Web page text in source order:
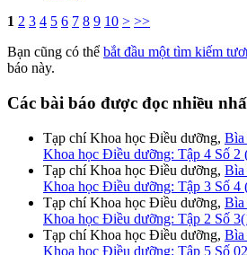
1 2 3 4 5 6 7 8 9 10 > >>
Bạn cũng có thể bắt đầu một tìm kiếm
báo này.
Các bài báo được đọc nhiều
Tạp chí Khoa học Điều dưỡng, Bìa
Khoa học Điều dưỡng: Tập 4 Số 2
Tạp chí Khoa học Điều dưỡng, Bìa
Khoa học Điều dưỡng: Tập 3 Số 4
Tạp chí Khoa học Điều dưỡng, Bìa
Khoa học Điều dưỡng: Tập 2 Số
Tạp chí Khoa học Điều dưỡng, Bìa
Khoa học Điều dưỡng: Tập 5 Số